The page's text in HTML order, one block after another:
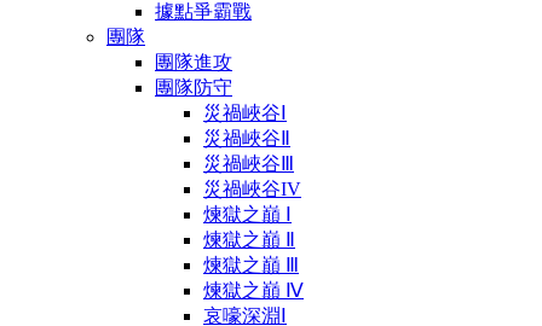
據點爭霸戰
團隊
團隊進攻
團隊防守
災禍峽谷Ⅰ
災禍峽谷Ⅱ
災禍峽谷Ⅲ
災禍峽谷IV
煉獄之巔 Ⅰ
煉獄之巔 Ⅱ
煉獄之巔 Ⅲ
煉獄之巔 Ⅳ
哀嚎深淵Ⅰ